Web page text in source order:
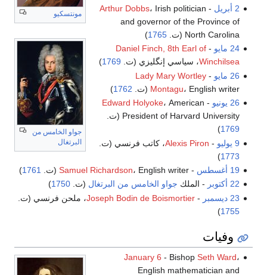
مونتسكيو
جواو الخامس من
البرتغال
2 أبريل
-
Arthur Dobbs، Irish politician
and governor of the Province of
North Carolina (ت.
1765
)
24 مايو
-
Daniel Finch, 8th Earl of
Winchilsea، سياسي إنگليزي (ت. 1769
)
26 مايو
-
Lady Mary Wortley
Montagu، English writer (ت. 1762
)
26 يونيو
-
Edward Holyoke، American
President of Harvard University (ت.
1769
)
9 يوليو
-
Alexis Piron، كاتب فرنسي (ت.
1773
)
19 أغسطس
-
Samuel Richardson، English writer (ت. 1761
)
22 أكتوبر
- الملك جواو الخامس من البرتغال (ت.1750
)
23 ديسمبر
-
Joseph Bodin de Boismortier، ملحن فرنسي (ت.
1755
)
وفيات
January 6 - Bishop Seth Ward،
English mathematician and